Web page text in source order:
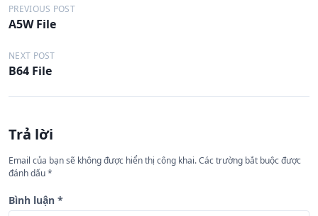
Đ
i
ề
u
h
ớ
n
g
b
PREVIOUS POST
A5W File
NEXT POST
B64 File
Trả lời
Email của bạn sẽ không được hiển thị công khai.Các trường bắt buộc được
đánh dấu*
Bình luận *